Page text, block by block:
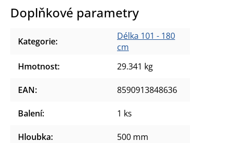
Doplňkové parametry
Kategorie:
Délka 101 - 180
cm
Hmotnost: 29.341 kg
EAN: 8590913848636
Balení: 1 ks
Hloubka: 500 mm